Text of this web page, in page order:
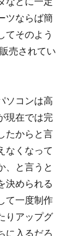
ツならば簡
てそのよう
売されてい
ソコンは高
現在では完
たからと言
なくなって
、と言うと
決められる
て一度制作
りアップグ
に入るだろ